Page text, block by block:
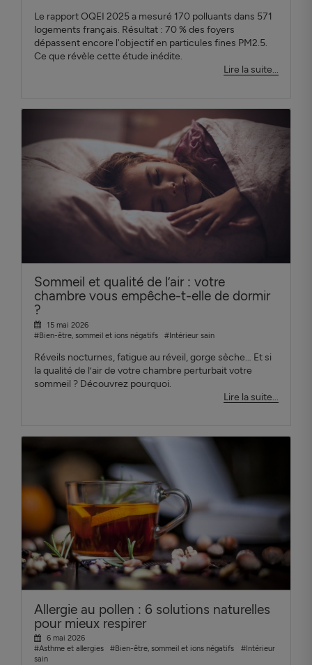
Le rapport OQEI 2025 a mesuré 170 polluants dans 571
logements français. Résultat : 70 % des foyers
dépassent encore l'objectif en particules fines PM2.5.
Ce que révèle cette étude inédite.
Lire la suite...
Sommeil et qualité de l’air : votre
chambre vous empêche-t-elle de dormir
?
15 mai 2026
#Bien-être, sommeil et ions négatifs
#Intérieur sain
Réveils nocturnes, fatigue au réveil, gorge sèche… Et si
la qualité de l’air de votre chambre perturbait votre
sommeil ? Découvrez pourquoi.
Lire la suite...
Allergie au pollen : 6 solutions naturelles
pour mieux respirer
6 mai 2026
#Asthme et allergies
#Bien-être, sommeil et ions négatifs
#Intérieur
sain